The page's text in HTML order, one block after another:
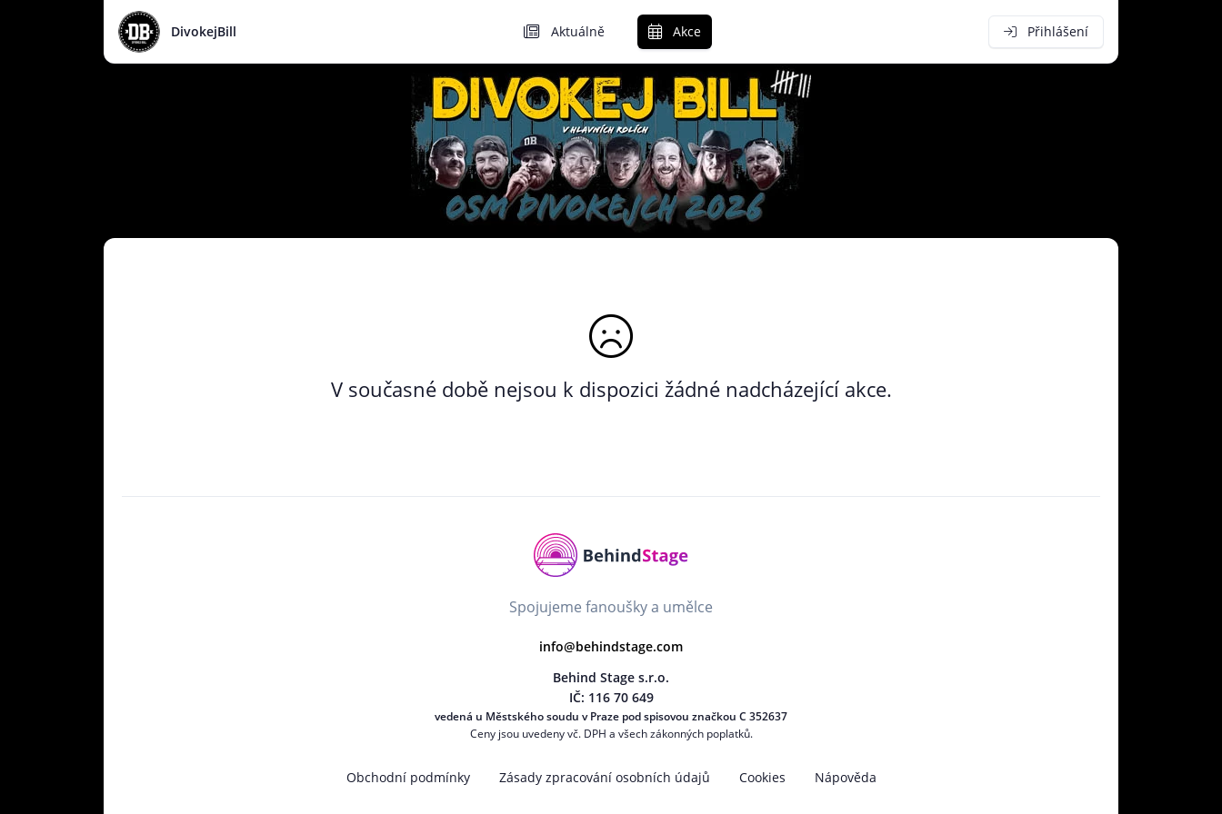
DivokejBill Aktuálně Akce Přihlášení
V současné době nejsou k dispozici žádné nadcházející akce.
Spojujeme fanoušky a umělce
info@behindstage.com
Behind Stage s.r.o.
IČ: 116 70 649
vedená u Městského soudu v Praze pod spisovou značkou C 352637
Ceny jsou uvedeny vč. DPH a všech zákonných poplatků.
Obchodní podmínky Zásady zpracování osobních údajů Cookies Nápověda